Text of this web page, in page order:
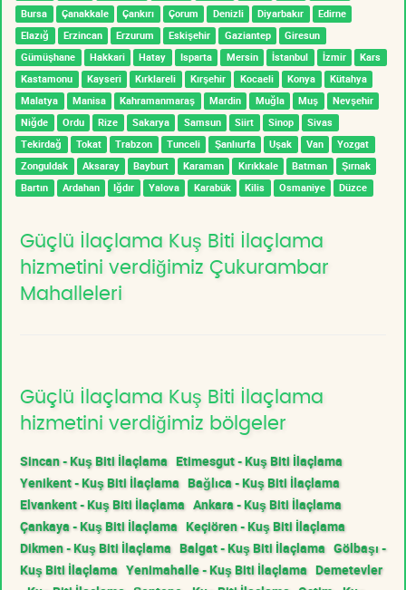
Bursa Çanakkale Çankırı Çorum Denizli Diyarbakır
Edirne
Elazığ
Erzincan Erzurum Eskişehir Gaziantep
Giresun
Gümüşhane
Hakkari Hatay Isparta Mersin İstanbul İzmir
Kars
Kastamonu
Kayseri Kırklareli Kırşehir Kocaeli Konya
Kütahya
Malatya
Manisa Kahramanmaraş Mardin Muğla Muş
Nevşehir
Niğde
Ordu Rize Sakarya Samsun Siirt Sinop
Sivas
Tekirdağ
Tokat Trabzon Tunceli Şanlıurfa Uşak Van
Yozgat
Zonguldak
Aksaray Bayburt Karaman Kırıkkale Batman
Şırnak
Bartın
Ardahan Iğdır Yalova Karabük Kilis Osmaniye Düzce
Güçlü İlaçlama Kuş Biti İlaçlama
hizmetini verdiğimiz Çukurambar
Mahalleleri
Güçlü İlaçlama Kuş Biti İlaçlama
hizmetini verdiğimiz bölgeler
Sincan - Kuş Biti İlaçlama Etimesgut - Kuş Biti İlaçlama
Yenikent - Kuş Biti İlaçlama Bağlıca - Kuş Biti İlaçlama
Elvankent - Kuş Biti İlaçlama Ankara - Kuş Biti İlaçlama
Çankaya - Kuş Biti İlaçlama Keçiören - Kuş Biti İlaçlama
Dikmen - Kuş Biti İlaçlama Balgat - Kuş Biti İlaçlama Gölbaşı -
Kuş Biti İlaçlama Yenimahalle - Kuş Biti İlaçlama Demetevler